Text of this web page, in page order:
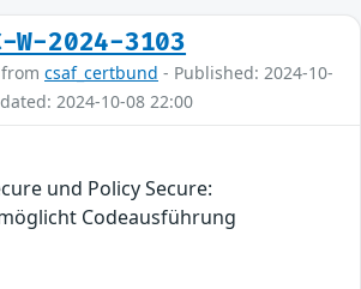
W-2024-3103
csaf_certbund - Published: 2024-10-
2024-10-08 22:00
und Policy Secure:
Codeausführung